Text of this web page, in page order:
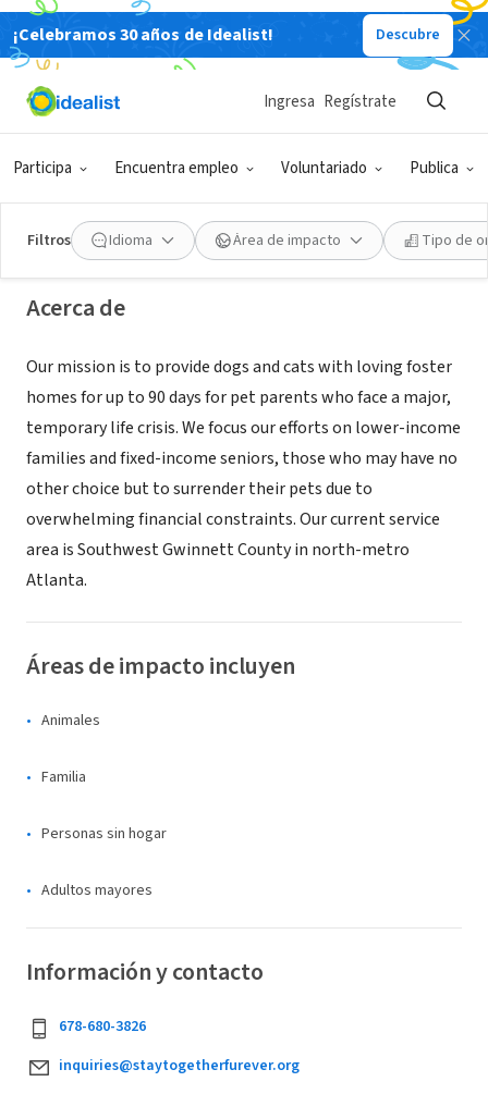
¡Celebramos 30 años de Idealist! Descubre
Participa Encuentra empleo Voluntariado Publica
Ingresa Regístrate
Filtros Idioma Área de impacto Tipo de
Stay Together Furever
Peachtree Corners, GA staytogetherfurever.org
Acerca de
Our mission is to provide dogs and cats with loving foster
homes for up to 90 days for pet parents who face a major,
temporary life crisis. We focus our efforts on lower-income
families and fixed-income seniors, those who may have no
other choice but to surrender their pets due to
overwhelming financial constraints. Our current service
area is Southwest Gwinnett County in north-metro
Atlanta.
Áreas de impacto incluyen
Animales
Familia
Personas sin hogar
Adultos mayores
Información y contacto
678-680-3826
inquiries@staytogetherfurever.org